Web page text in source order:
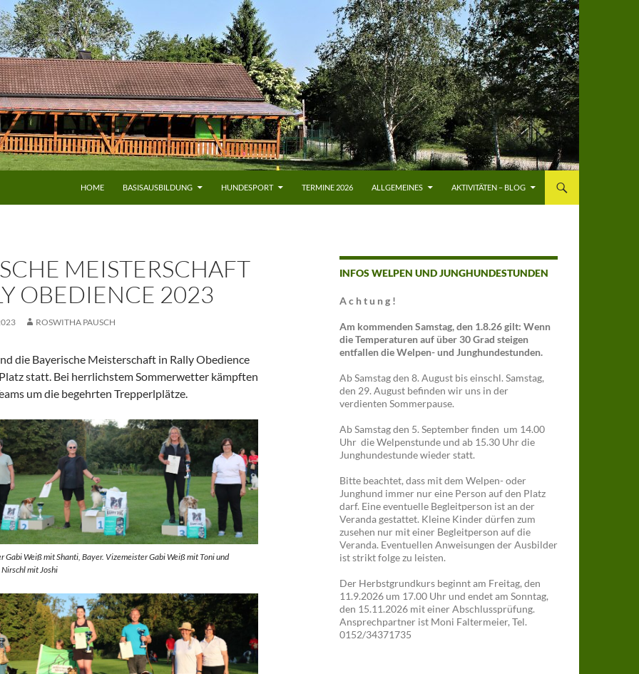
HOME BASISAUSBILDUNG HUNDESPORT TERMINE 2026 ALLGEMEINES AKTIVITÄTEN – BLOG
MEISTERSCHAFT
OBEDIENCE 2023
ROSWITHA PAUSCH
die Bayerische Meisterschaft in Rally Obedience
statt. Bei herrlichstem Sommerwetter kämpften
um die begehrten Trepperlplätze.
Gabi Weiß mit Shanti, Bayer. Vizemeister Gabi Weiß mit Toni und
mit Joshi
INFOS WELPEN UND JUNGHUNDESTUNDEN
A c h t u n g !
Am kommenden Samstag, den 1.8.26 gilt: Wenn
die Temperaturen auf über 30 Grad steigen
entfallen die Welpen- und Junghundestunden.
Ab Samstag den 8. August bis einschl. Samstag,
den 29. August befinden wir uns in der
verdienten Sommerpause.
Ab Samstag den 5. September finden um 14.00
Uhr die Welpenstunde und ab 15.30 Uhr die
Junghundestunde wieder statt.
Bitte beachtet, dass mit dem Welpen- oder
Junghund immer nur eine Person auf den Platz
darf. Eine eventuelle Begleitperson ist an der
Veranda gestattet. Kleine Kinder dürfen zum
zusehen nur mit einer Begleitperson auf die
Veranda. Eventuellen Anweisungen der Ausbilder
ist strikt folge zu leisten.
Der Herbstgrundkurs beginnt am Freitag, den
11.9.2026 um 17.00 Uhr und endet am Sonntag,
den 15.11.2026 mit einer Abschlussprüfung.
Ansprechpartner ist Moni Faltermeier, Tel.
0152/34371735